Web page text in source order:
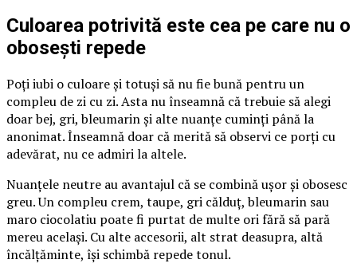
Culoarea potrivită este cea pe care nu o
obosești repede
Poți iubi o culoare și totuși să nu fie bună pentru un
compleu de zi cu zi. Asta nu înseamnă că trebuie să alegi
doar bej, gri, bleumarin și alte nuanțe cuminți până la
anonimat. Înseamnă doar că merită să observi ce porți cu
adevărat, nu ce admiri la altele.
Nuanțele neutre au avantajul că se combină ușor și obosesc
greu. Un compleu crem, taupe, gri călduț, bleumarin sau
maro ciocolatiu poate fi purtat de multe ori fără să pară
mereu același. Cu alte accesorii, alt strat deasupra, altă
încălțăminte, își schimbă repede tonul.